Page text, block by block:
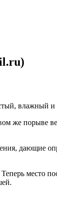
влажный и
же
дающие
место